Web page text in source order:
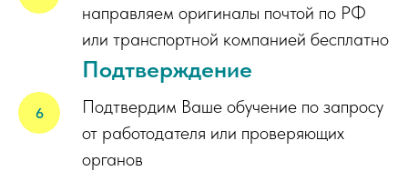
направляем оригиналы почтой по РФ
или транспортной компанией бесплатно
Подтверждение
Подтвердим Ваше обучение по запросу
от работодателя или проверяющих
органов